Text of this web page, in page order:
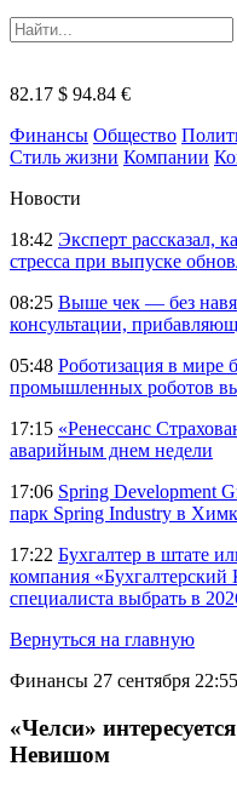
82.17 $ 94.84 €
Финансы Общество
Стиль жизни Компании
Новости
18:42 Эксперт рассказал,
стресса при выпуске
08:25 Выше чек — без
консультации,
05:48 Роботизация в мире
промышленных роботов
17:15 «Ренессанс
аварийным днем недели
17:06 Spring Development
парк Spring Industry в
17:22 Бухгалтер в штате
компания «Бухгалтерский
специалиста выбрать в
Вернуться на главную
Финансы 27 сентября 22:55
«Челси»
Невишом